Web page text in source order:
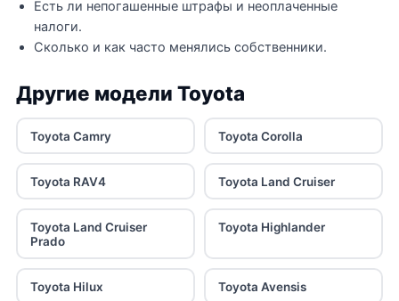
Есть ли непогашенные штрафы и неоплаченные
налоги.
Сколько и как часто менялись собственники.
Другие модели Toyota
Toyota Camry Toyota Corolla
Toyota RAV4 Toyota Land Cruiser
Toyota Land Cruiser
Prado
Toyota Highlander
Toyota Hilux Toyota Avensis